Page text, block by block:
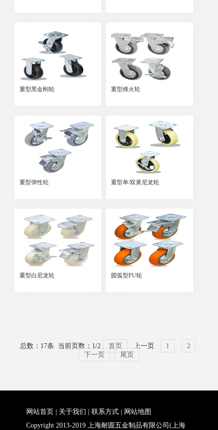
重型黑金刚轮 重型烽火轮
重型弹性轮 重型单/双黄尼龙轮
重型白尼龙轮 圆弧型PU轮
总数：17条 当前页数： 1/2 首页 上一页 1
2
下一页
尾页
网站首页 关于我们 |联系方式
网站地图
Copyright 2013-2019 上海耐圆五金制品有限公司(上海